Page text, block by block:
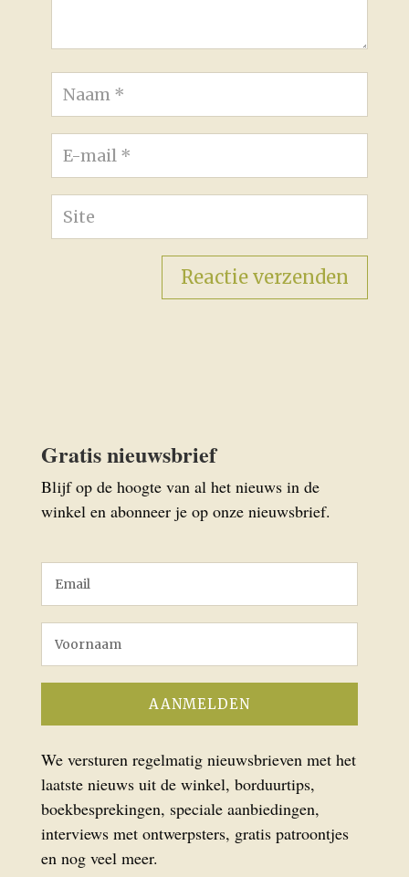
Gratis nieuwsbrief
Blijf op de hoogte van al het nieuws in de
winkel en abonneer je op onze nieuwsbrief.
We versturen regelmatig nieuwsbrieven met het
laatste nieuws uit de winkel, borduurtips,
boekbesprekingen, speciale aanbiedingen,
interviews met ontwerpsters, gratis patroontjes
en nog veel meer.